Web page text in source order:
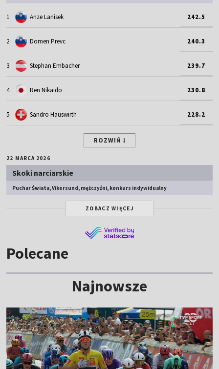
1 Anze Lanisek 242.5
2 Domen Prevc 240.3
3 Stephan Embacher 239.7
4 Ren Nikaido 230.8
5 Sandro Hauswirth 228.2
ROZWIŃ
22 MARCA 2026
Skoki narciarskie
Puchar Świata, Vikersund, mężczyźni, konkurs indywidualny
ZOBACZ WIĘCEJ
Polecane
Najnowsze